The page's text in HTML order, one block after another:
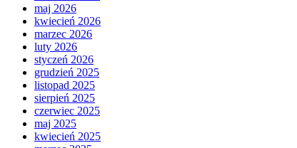
maj 2026
kwiecień 2026
marzec 2026
luty 2026
styczeń 2026
grudzień 2025
listopad 2025
sierpień 2025
czerwiec 2025
maj 2025
kwiecień 2025